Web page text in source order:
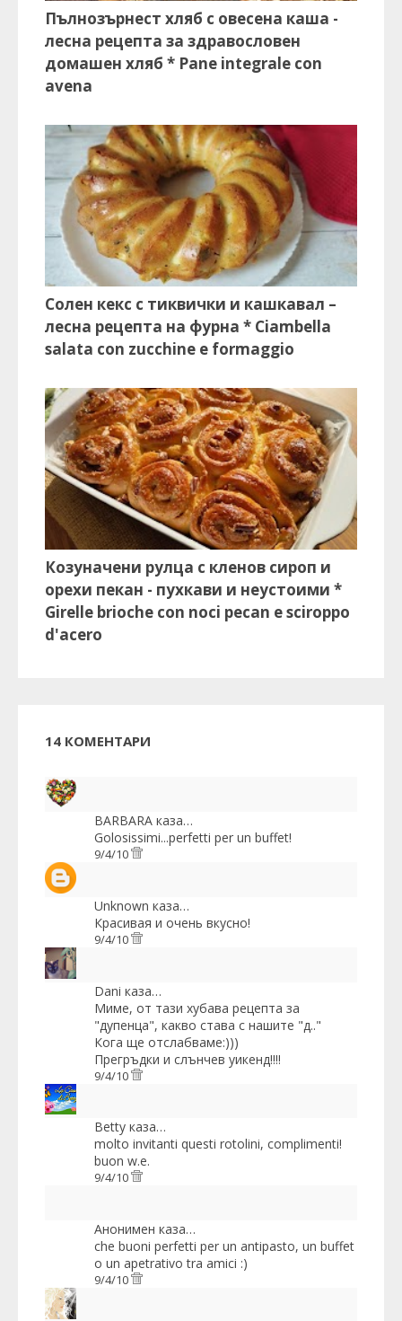
Пълнозърнест хляб с овесена каша -
лесна рецепта за здравословен
домашен хляб * Pane integrale con
avena
Солен кекс с тиквички и кашкавал –
лесна рецепта на фурна * Ciambella
salata con zucchine e formaggio
Козуначени рулца с кленов сироп и
орехи пекан - пухкави и неустоими *
Girelle brioche con noci pecan e sciroppo
d'acero
14 КОМЕНТАРИ
BARBARA каза…
Golosissimi...perfetti per un buffet!
9/4/10
Unknown каза…
Красивая и очень вкусно!
9/4/10
Dani каза…
Миме, от тази хубава рецепта за
"дупенца", какво става с нашите "д.."
Кога ще отслабваме:)))
Прегръдки и слънчев уикенд!!!!
9/4/10
Betty каза…
molto invitanti questi rotolini, complimenti!
buon w.e.
9/4/10
Анонимен каза…
che buoni perfetti per un antipasto, un buffet
o un apetrativo tra amici :)
9/4/10